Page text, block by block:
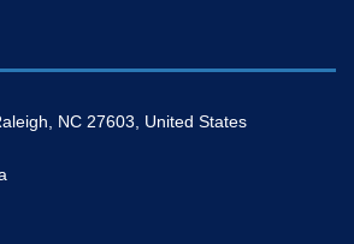
NC 27603, United States